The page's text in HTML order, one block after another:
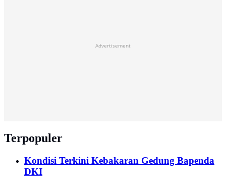
Advertisement
Terpopuler
Kondisi Terkini Kebakaran Gedung Bapenda
DKI